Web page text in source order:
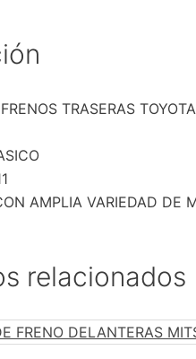
TRASERAS
AMPLIA VARIEDAD DE
relacionados